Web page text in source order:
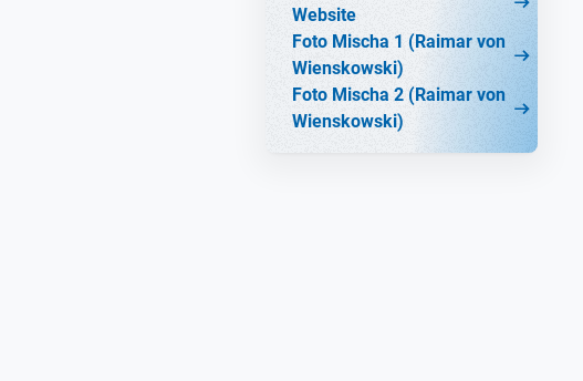
Website
Foto Mischa 1 (Raimar von
Wienskowski)
Foto Mischa 2 (Raimar von
Wienskowski)